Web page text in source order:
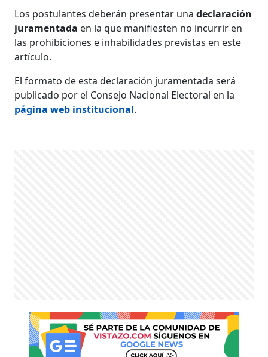
Los postulantes deberán presentar unadeclaración
juramentada en la que manifiesten no incurrir en
las prohibiciones e inhabilidades previstas en este
artículo.
El formato de esta declaración juramentada será
publicado por el Consejo Nacional Electoral en la
página web institucional.